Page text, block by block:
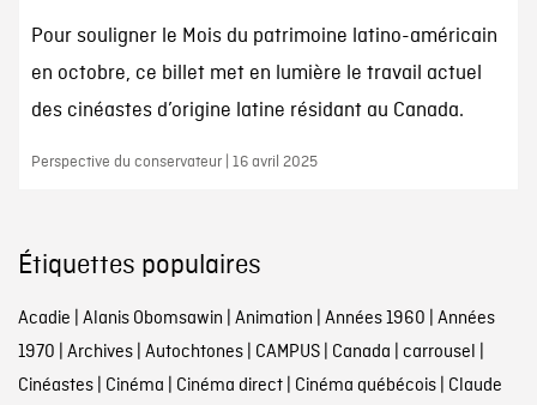
Pour souligner le Mois du patrimoine latino-américain
en octobre, ce billet met en lumière le travail actuel
des cinéastes d’origine latine résidant au Canada.
Perspective du conservateur | 16 avril 2025
Étiquettes populaires
Acadie Alanis Obomsawin Animation Années 1960 Années
1970 Archives| Autochtones| CAMPUS| Canada carrousel
Cinéastes| Cinéma Cinéma direct| Cinéma québécois| Claude